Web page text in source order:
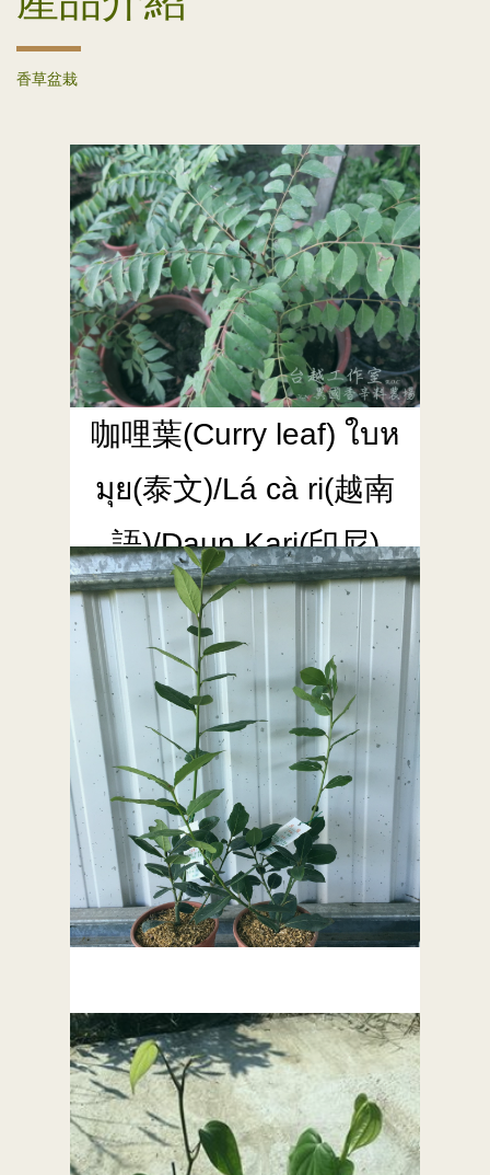
香草盆栽
咖哩葉(Curry leaf) ใบห
มุย(泰文)/Lá cà ri(越南
語)/Daun Kari(印尼)
月桂葉（Bay Leave）